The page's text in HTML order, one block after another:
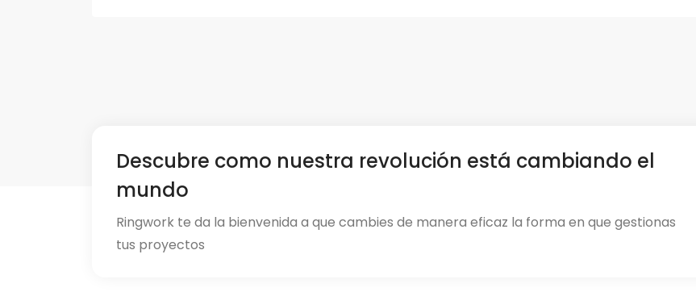
Descubre como nuestra revolución está cambiando el
mundo
Ringwork te da la bienvenida a que cambies de manera eficaz la forma en que gestionas
tus proyectos